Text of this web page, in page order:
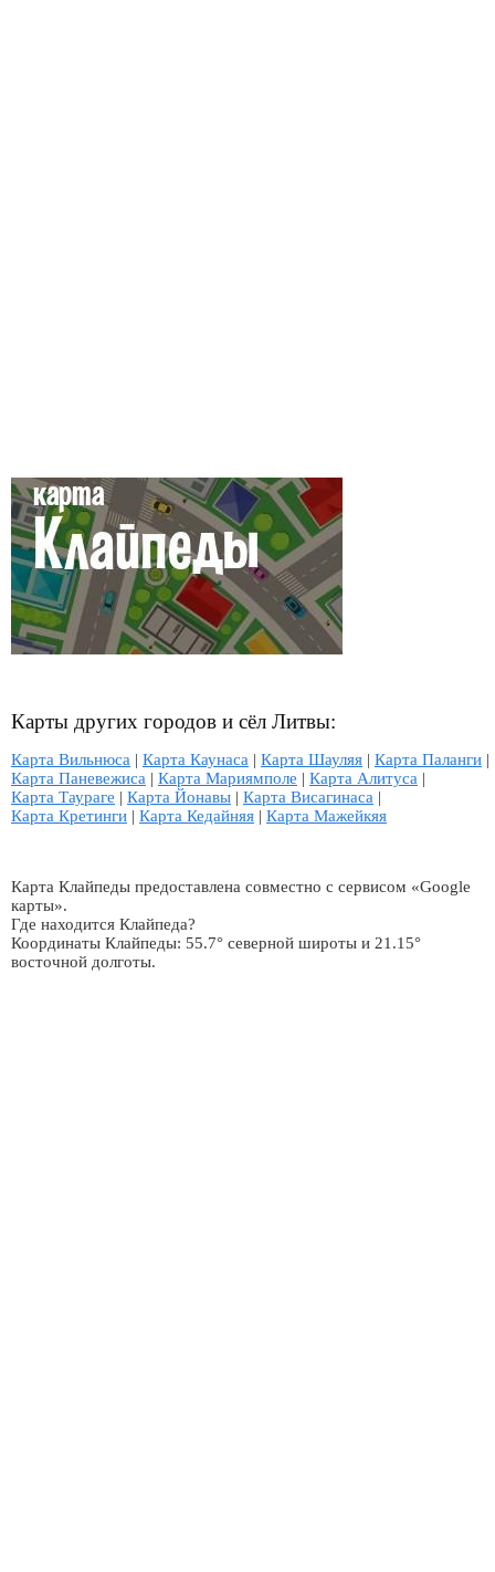
Карты других городов и сёл Литвы:
Карта Вильнюса | Карта Каунаса | Карта Шауляя | Карта Паланги |
Карта Паневежиса | Карта Мариямполе | Карта Алитуса |
Карта Таураге | Карта Йонавы | Карта Висагинаса |
Карта Кретинги | Карта Кедайняя | Карта Мажейкяя
Карта Клайпеды предоставлена совместно с сервисом «Google
карты».
Где находится Клайпеда?
Координаты Клайпеды: 55.7° северной широты и 21.15°
восточной долготы.